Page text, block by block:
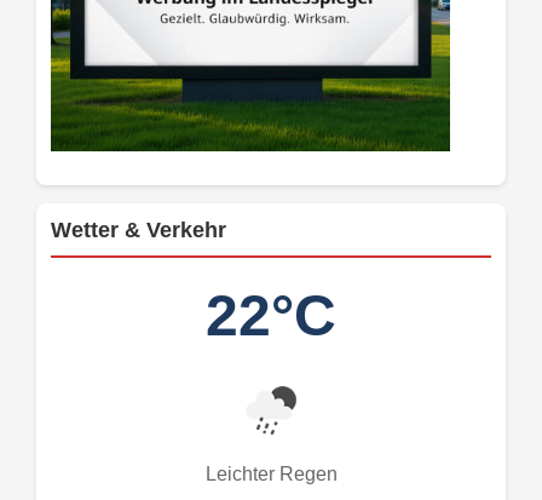
Wetter & Verkehr
22°C
Leichter Regen